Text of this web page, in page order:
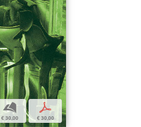
b
€ 30,00
p
€ 30,00